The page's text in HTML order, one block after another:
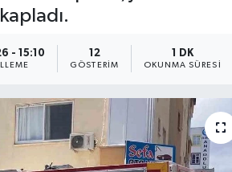
- 15:10 12
GÖSTERIM
1 DK
OKUNMA SÜRESI